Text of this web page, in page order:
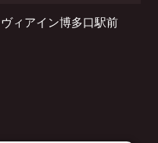
ヴィアイン博多口駅前